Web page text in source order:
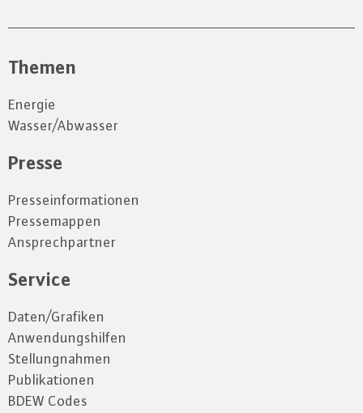
Themen
Energie
Wasser/Abwasser
Presse
Presseinformationen
Pressemappen
Ansprechpartner
Service
Daten/Grafiken
Anwendungshilfen
Stellungnahmen
Publikationen
BDEW Codes